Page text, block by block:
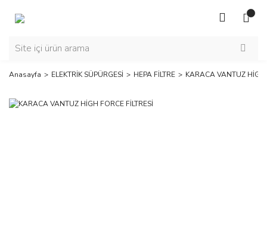
Anasayfa ELEKTRİK SÜPÜRGESİ HEPA FİLTRE KARACA VANTUZ HİGH